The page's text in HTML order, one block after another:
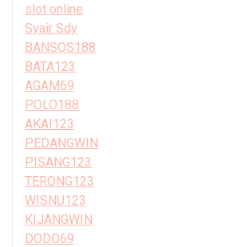
slot online
Syair Sdy
BANSOS188
BATA123
AGAM69
POLO188
AKAI123
PEDANGWIN
PISANG123
TERONG123
WISNU123
KIJANGWIN
DODO69